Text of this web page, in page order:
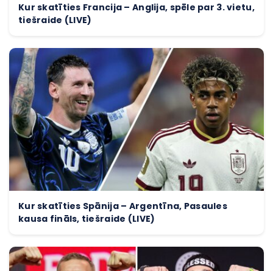
Kur skatīties Francija – Anglija, spēle par 3. vietu,
tiešraide (LIVE)
Kur skatīties Spānija – Argentīna, Pasaules
kausa fināls, tiešraide (LIVE)